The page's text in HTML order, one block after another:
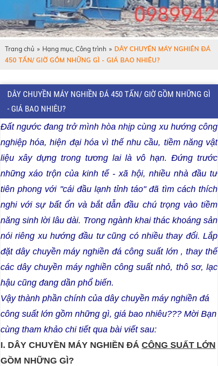
Trang chủ » Hạng mục, Công trình » DÂY CHUYỀN MÁY NGHIỀN ĐÁ
450 TẤN/ GIỜ GỒM NHỮNG GÌ - GIÁ BAO NHIÊU?
DÂY CHUYỀN MÁY NGHIỀN ĐÁ 450 TẤN/ GIỜ GỒM NHỮNG GÌ
- GIÁ BAO NHIÊU?
Đất ngước đang trở mình hòa nhịp cùng xu hướng công
nghiệp hóa, hiện đại hóa vì thế nhu cầu, tiềm năng vật
liệu xây dựng trong tương lai là vô hạn.Đứng trước
những xáo trộn của kinh tế - xã hội, nhiều nhà đầu tư
tiên phong với "cái đầu lạnh tỉnh táo" đã tìm cách thích
nghi với sự bất ổn và bắt dẫn đầu chú trọng vào tiềm
năng sinh lời lâu dài. Trong ngành khai thác khoáng sản
nói riêng xu hướng đầu tư cũng có nhiều thay đổi. Lắp
đặt dây chuyền máy nghiền đá công suất lớn , thay thế
các dây chuyền máy nghiền công suất nhỏ, thô sơ, lạc
hậu cũng đang dần phổ biến.
Vậy thành phần chính của dây chuyền máy nghiền đá
công suất lớn gồm những gì, giá bao nhiêu??? Mời Bạn
cùng tham khảo chi tiết qua bài viết sau:
I. DÂY CHUYỀN MÁY NGHIỀN ĐÁ CÔNG SUẤT LỚN
GỒM NHỮNG GÌ?